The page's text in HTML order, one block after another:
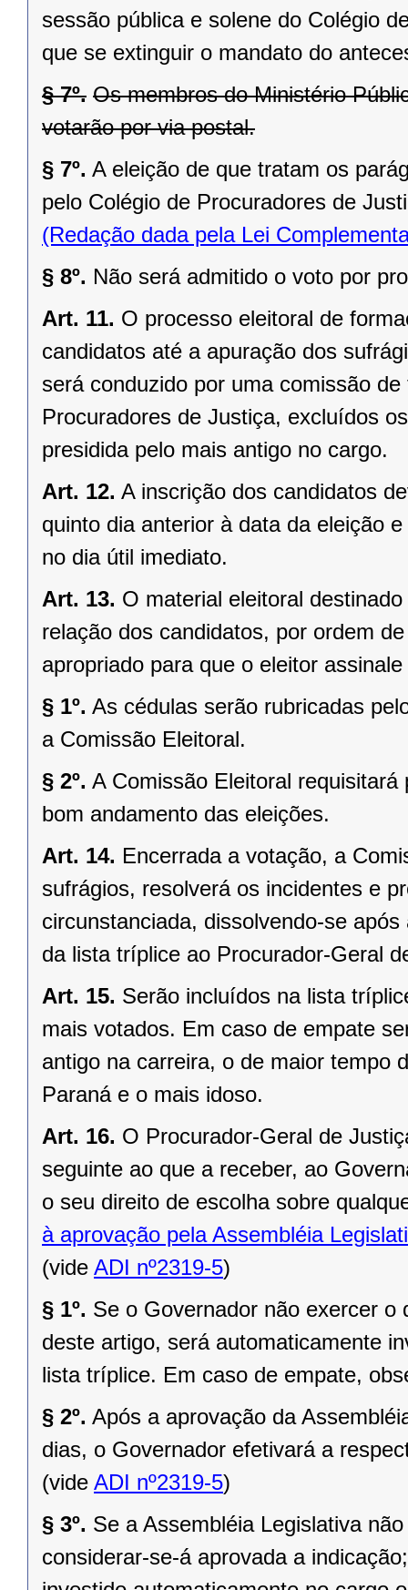
sessão pública e solene do Colégio
que se extinguir o mandato do
§ 7º. Os membros do Ministério
votarão por via postal.
§ 7º. A eleição de que tratam os
pelo Colégio de Procuradores de
(Redação dada pela Lei
§ 8º. Não será admitido o voto por
Art. 11. O processo eleitoral de
candidatos até a apuração dos
será conduzido por uma comissão
Procuradores de Justiça, excluídos
presidida pelo mais antigo no cargo.
Art. 12. A inscrição dos candidatos
quinto dia anterior à data da eleição
no dia útil imediato.
Art. 13. O material eleitoral
relação dos candidatos, por ordem
apropriado para que o eleitor
§ 1º. As cédulas serão rubricadas
a Comissão Eleitoral.
§ 2º. A Comissão Eleitoral
bom andamento das eleições.
Art. 14. Encerrada a votação, a
sufrágios, resolverá os incidentes e
circunstanciada, dissolvendo-se
da lista tríplice ao Procurador-Geral
Art. 15. Serão incluídos na lista
mais votados. Em caso de empate
antigo na carreira, o de maior tempo
Paraná e o mais idoso.
Art. 16. O Procurador-Geral de
seguinte ao que a receber, ao
o seu direito de escolha sobre
à aprovação pela Assembléia
(vide ADI nº2319-5)
§ 1º. Se o Governador não exercer
deste artigo, será automaticamente
lista tríplice. Em caso de empate,
§ 2º. Após a aprovação da
dias, o Governador efetivará a
(vide ADI nº2319-5)
§ 3º. Se a Assembléia Legislativa
considerar-se-á aprovada a